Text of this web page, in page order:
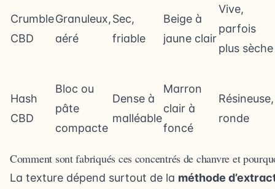
Crumble
CBD
Granuleux,
aéré
Sec,
friable
Beige à
jaune clair
Vive,
parfois
plus sèche
Hash
CBD
Bloc ou
pâte
compacte
Dense à
malléable
Marron
clair à
foncé
Résineuse,
ronde
Comment sont fabriqués ces concentrés de chanvre et
La texture dépend surtout de la méthode